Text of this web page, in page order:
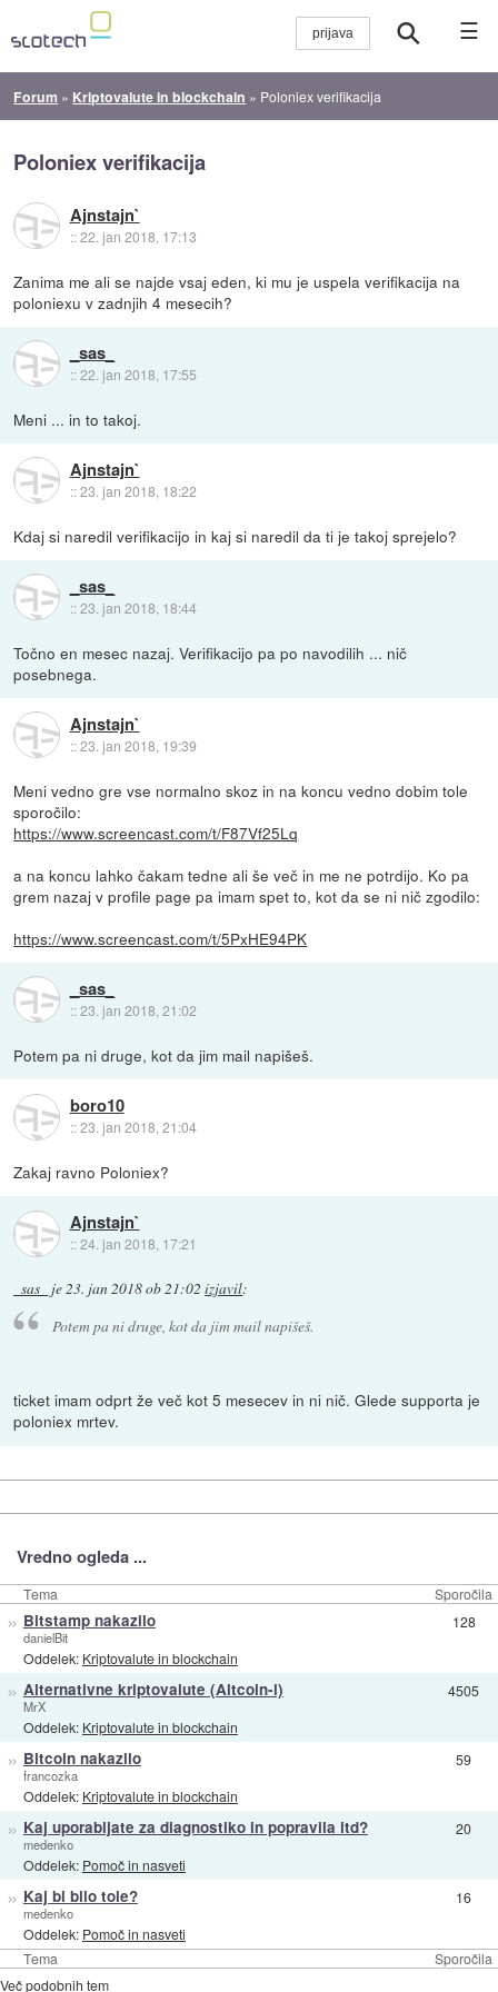
☰
Forum » Kriptovalute in blockchain » Poloniex verifikacija
Poloniex verifikacija
Ajnstajn`
::22. jan 2018, 17:13
Zanima me ali se najde vsaj eden, ki mu je uspela verifikacija na
poloniexu v zadnjih 4 mesecih?
_sas_
::22. jan 2018, 17:55
Meni ... in to takoj.
Ajnstajn`
::23. jan 2018, 18:22
Kdaj si naredil verifikacijo in kaj si naredil da ti je takoj sprejelo?
_sas_
::23. jan 2018, 18:44
Točno en mesec nazaj. Verifikacijo pa po navodilih ... nič
posebnega.
Ajnstajn`
::23. jan 2018, 19:39
Meni vedno gre vse normalno skoz in na koncu vedno dobim tole
sporočilo:
https://www.screencast.com/t/F87Vf25Lq
a na koncu lahko čakam tedne ali še več in me ne potrdijo. Ko pa
grem nazaj v profile page pa imam spet to, kot da se ni nič zgodilo:
https://www.screencast.com/t/5PxHE94PK
_sas_
::23. jan 2018, 21:02
Potem pa ni druge, kot da jim mail napišeš.
boro10
::23. jan 2018, 21:04
Zakaj ravno Poloniex?
Ajnstajn`
::24. jan 2018, 17:21
_sas_ je23. jan 2018 ob 21:02 izjavil:
Potem pa ni druge, kot da jim mail napišeš.
ticket imam odprt že več kot 5 mesecev in ni nič. Glede supporta je
poloniex mrtev.
Vredno ogleda ...
Tema Sporočila
Tema Sporočila
» Bitstamp nakazilo
danielBit
Oddelek: Kriptovalute in blockchain
128
» Alternativne kriptovalute (Altcoin-i)
MrX
Oddelek: Kriptovalute in blockchain
4505
» Bitcoin nakazilo
francozka
Oddelek: Kriptovalute in blockchain
59
» Kaj uporabljate za diagnostiko in popravila itd?
medenko
Oddelek: Pomoč in nasveti
20
» Kaj bi bilo tole?
medenko
Oddelek: Pomoč in nasveti
16
Več podobnih tem